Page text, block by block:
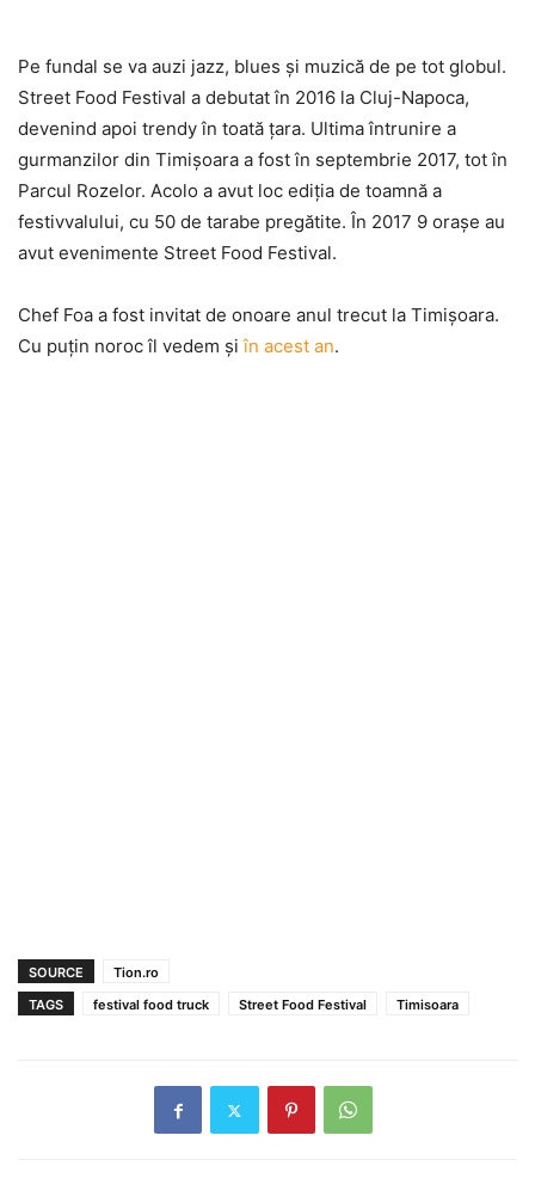
Pe fundal se va auzi jazz, blues şi muzică de pe tot globul.
Street Food Festival a debutat în 2016 la Cluj-Napoca,
devenind apoi trendy în toată ţara. Ultima întrunire a
gurmanzilor din Timişoara a fost în septembrie 2017, tot în
Parcul Rozelor. Acolo a avut loc ediţia de toamnă a
festivvalului, cu 50 de tarabe pregătite. În 2017 9 oraşe au
avut evenimente Street Food Festival.
Chef Foa a fost invitat de onoare anul trecut la Timişoara.
Cu puţin noroc îl vedem şiîn acest an.
SOURCE
Tion.ro
TAGS
festival food truck Street Food Festival Timisoara